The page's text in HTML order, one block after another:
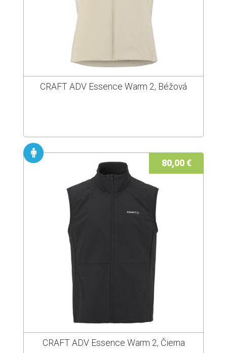
CRAFT ADV Essence Warm 2, Béžová
80,00 €
CRAFT ADV Essence Warm 2, Čierna